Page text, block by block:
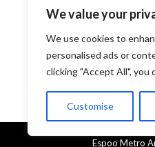
We value your
We use cookies to
personalised ads or
clicking "Accept All",
Customise
Espoo Metro